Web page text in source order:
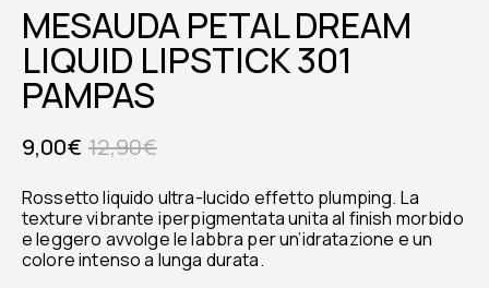
MESAUDA PETAL DREAM
LIQUID LIPSTICK 301
PAMPAS
12,90€
9,00€
Rossetto liquido ultra-lucido effetto plumping. La
texture vibrante iperpigmentata unita al finish morbido
e leggero avvolge le labbra per un’idratazione e un
colore intenso a lunga durata.